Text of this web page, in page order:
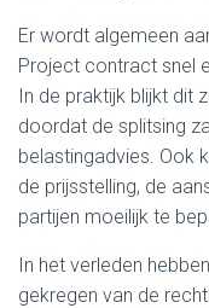
Er wordt algemeen
Project contract snel
In de praktijk blijkt dit
doordat de splitsing
belastingadvies. Ook
de prijsstelling, de
partijen moeilijk te
In het verleden
gekregen van de